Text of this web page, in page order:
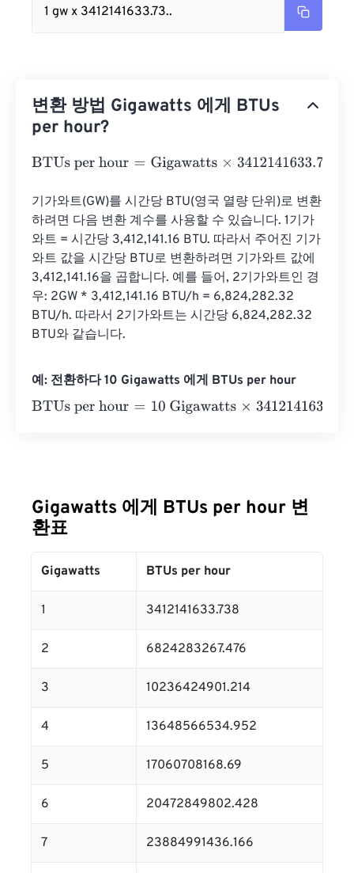
1 gw x 3412141633.73..
변환 방법 Gigawatts 에게 BTUs
per hour?
BTUs per hour=Gigawatts×3412141633.738
기가와트(GW)를 시간당 BTU(영국 열량 단위)로 변환
하려면 다음 변환 계수를 사용할 수 있습니다. 1기가
와트 = 시간당 3,412,141.16 BTU. 따라서 주어진 기가
와트 값을 시간당 BTU로 변환하려면 기가와트 값에
3,412,141.16을 곱합니다. 예를 들어, 2기가와트인 경
우: 2GW * 3,412,141.16 BTU/h = 6,824,282.32
BTU/h. 따라서 2기가와트는 시간당 6,824,282.32
BTU와 같습니다.
예: 전환하다 10 Gigawatts 에게 BTUs per hour
BTUs per hour=10 Gigawatts×3412141633.738=
Gigawatts 에게 BTUs per hour 변
환표
Gigawatts BTUs per hour
1 3412141633.738
2 6824283267.476
3 10236424901.214
4 13648566534.952
5 17060708168.69
6 20472849802.428
7 23884991436.166